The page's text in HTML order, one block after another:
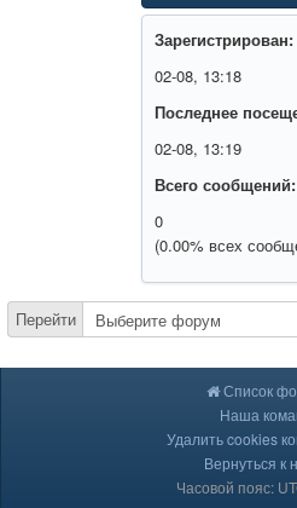
Зарегистрирован:
02-08, 13:18
Последнее
02-08, 13:19
Всего сообщений:
0
(0.00% всех
Перейти
Список
Наша
Удалить cookies
Вернуться к
Часовой пояс: